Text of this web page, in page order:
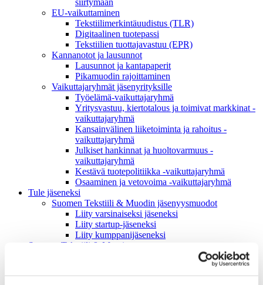
siirtymään
EU-vaikuttaminen
Tekstiilimerkintäuudistus (TLR)
Digitaalinen tuotepassi
Tekstiilien tuottajavastuu (EPR)
Kannanotot ja lausunnot
Lausunnot ja kantapaperit
Pikamuodin rajoittaminen
Vaikuttajaryhmät jäsenyrityksille
Työelämä-vaikuttajaryhmä
Yritysvastuu, kiertotalous ja toimivat markkinat -
vaikuttajaryhmä
Kansainvälinen liiketoiminta ja rahoitus -
vaikuttajaryhmä
Julkiset hankinnat ja huoltovarmuus -
vaikuttajaryhmä
Kestävä tuotepolitiikka​ -vaikuttajaryhmä
Osaaminen ja vetovoima -vaikuttajaryhmä
Tule jäseneksi
Suomen Tekstiili & Muodin jäsenyysmuodot
Liity varsinaiseksi jäseneksi
Liity startup-jäseneksi
Liity kumppani­jäseneksi
Suomen Tekstiili & Muoti
Liiton strategia